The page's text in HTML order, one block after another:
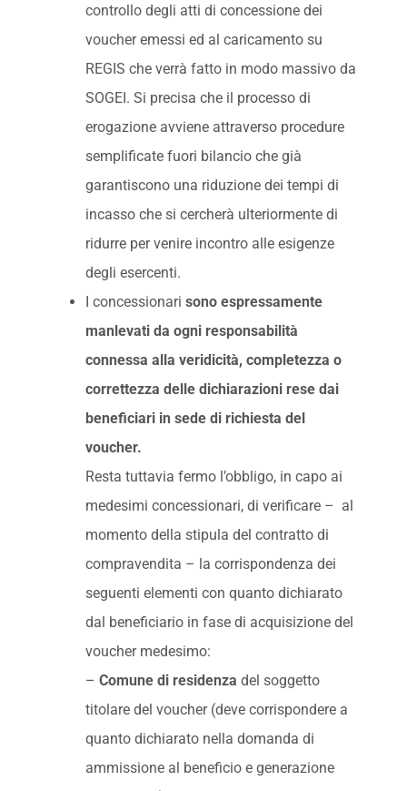
controllo degli atti di concessione dei
voucher emessi ed al caricamento su
REGIS che verrà fatto in modo massivo da
SOGEI. Si precisa che il processo di
erogazione avviene attraverso procedure
semplificate fuori bilancio che già
garantiscono una riduzione dei tempi di
incasso che si cercherà ulteriormente di
ridurre per venire incontro alle esigenze
degli esercenti.
I concessionari sono espressamente
manlevati da ogni responsabilità
connessa alla veridicità, completezza o
correttezza delle dichiarazioni rese dai
beneficiari in sede di richiesta del
voucher.
Resta tuttavia fermo l’obbligo, in capo ai
medesimi concessionari, di verificare – al
momento della stipula del contratto di
compravendita – la corrispondenza dei
seguenti elementi con quanto dichiarato
dal beneficiario in fase di acquisizione del
voucher medesimo:
– Comune di residenza del soggetto
titolare del voucher (deve corrispondere a
quanto dichiarato nella domanda di
ammissione al beneficio e generazione